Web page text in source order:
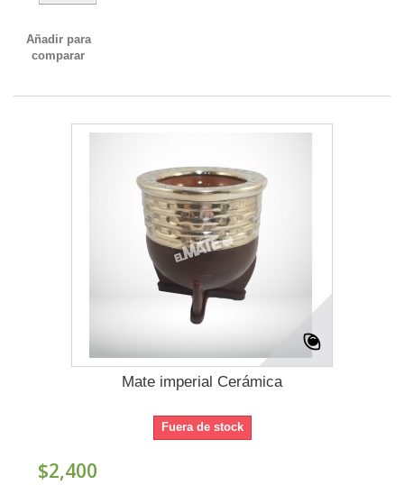
Añadir para
comparar
Mate imperial Cerámica
Fuera de stock
$2,400